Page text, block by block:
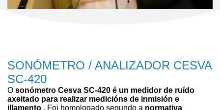
SONÓMETRO / ANALIZADOR CESVA
SC-420
O sonómetro Cesva SC-420 é un medidor de ruído
axeitado para realizar medicións de inmisión e
illamento . Foi homologado segundo a normativa